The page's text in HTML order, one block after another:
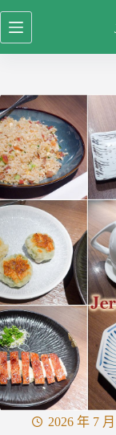
跳
至
容
2026 年 7